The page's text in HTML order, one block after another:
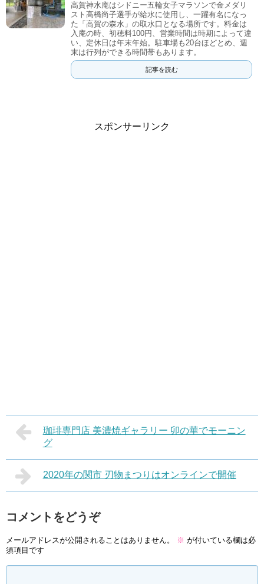
高賀神水庵はシドニー五輪女子マラソンで金メダリ
スト高橋尚子選手が給水に使用し、一躍有名になっ
た「高賀の森水」の取水口となる場所です。料金は
入庵の時、初穂料100円、営業時間は時期によって違
い、定休日は年末年始。駐車場も20台ほどとめ、週
末は行列ができる時間帯もあります。
記事を読む
スポンサーリンク
珈琲専門店 美濃焼ギャラリー 卯の華でモーニン
グ
2020年の関市 刃物まつりはオンラインで開催
コメントをどうぞ
メールアドレスが公開されることはありません。 ※ が付いている欄は必
須項目です